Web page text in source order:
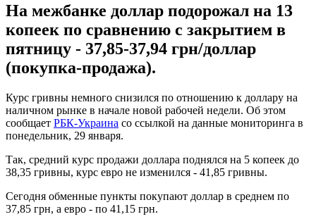
На межбанке доллар подорожал на 13
копеек по сравнению с закрытием в
пятницу - 37,85-37,94 грн/доллар
(покупка-продажа).
Курс гривны немного снизился по отношению к доллару на
наличном рынке в начале новой рабочей недели. Об этом
сообщает РБК-Украина со ссылкой на данные мониторинга в
понедельник, 29 января.
Так, средний курс продажи доллара поднялся на 5 копеек до
38,35 гривны, курс евро не изменился - 41,85 гривны.
Сегодня обменные пункты покупают доллар в среднем по
37,85 грн, а евро - по 41,15 грн.